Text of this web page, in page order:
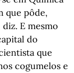
que pôde,
E mesmo
do
que
cogumelos e